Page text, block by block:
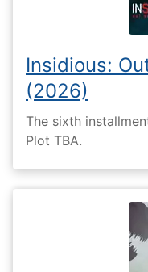
Insidious:
(2026)
The sixth
Plot TBA.